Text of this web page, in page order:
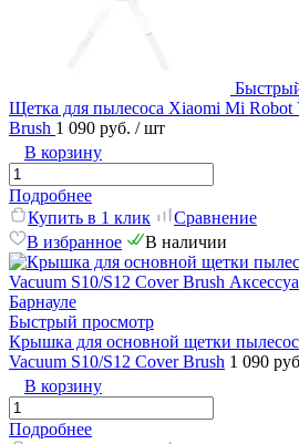
Щетка для пылесоса Xiaomi Mi Robot
Brush 1 090 руб. / шт
В корзину
Подробнее
Купить в 1 клик
Сравнение
В избранное
В наличии
Быстрый просмотр
Крышка для основной щетки
Vacuum S10/S12 Cover Brush 1 090
В корзину
Подробнее